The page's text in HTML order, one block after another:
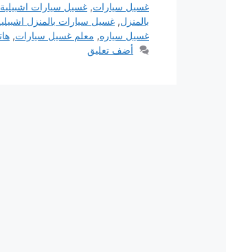
غسيل سيارات, غسيل سيارات اشبيلية
بالمنزل, غسيل سيارات بالمنزل
غسيل سياره, معلم غسيل سيارات,
أضف تعليق